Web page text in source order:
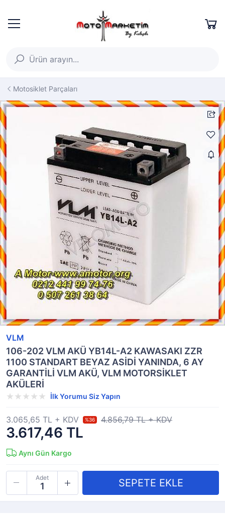
Motosiklet Parçaları
VLM
106-202 VLM AKÜ YB14L-A2 KAWASAKI ZZR
1100 STANDART BEYAZ ASİDİ YANINDA, 6 AY
GARANTİLİ VLM AKÜ, VLM MOTORSİKLET
AKÜLERİ
İlk Yorumu Siz Yapın
3.617,46 TL
3.065,65 TL + KDV %36 4.856,79 TL + KDV
Aynı Gün Kargo
Adet